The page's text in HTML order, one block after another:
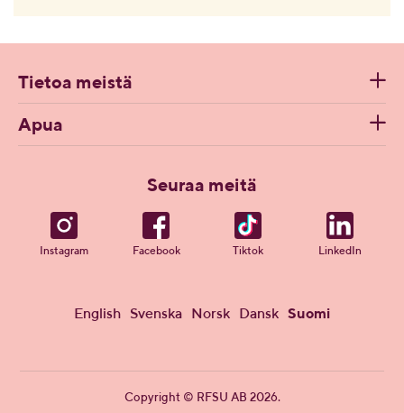
Tietoa meistä
Apua
Seuraa meitä
Instagram Facebook Tiktok LinkedIn
English Svenska Norsk Dansk Suomi
Copyright © RFSU AB 2026.